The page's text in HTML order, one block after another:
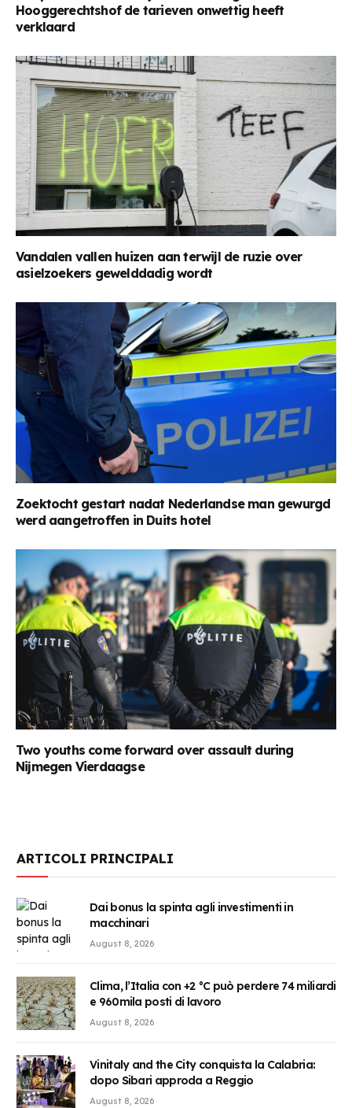
Hooggerechtshof de tarieven onwettig heeft
verklaard
Vandalen vallen huizen aan terwijl de ruzie over
asielzoekers gewelddadig wordt
Zoektocht gestart nadat Nederlandse man gewurgd
werd aangetroffen in Duits hotel
Two youths come forward over assault during
Nijmegen Vierdaagse
ARTICOLI PRINCIPALI
Dai bonus la spinta agli investimenti in
macchinari
August 8, 2026
Clima, l’Italia con +2 °C può perdere 74 miliardi
e 960mila posti di lavoro
August 8, 2026
Vinitaly and the City conquista la Calabria:
dopo Sibari approda a Reggio
August 8, 2026